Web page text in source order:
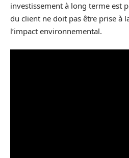
investissement à long terme est
du client ne doit pas être prise à
l’impact environnemental.